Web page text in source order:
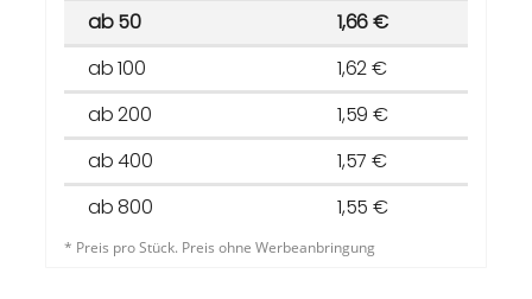
ab 50
1,66 €
ab 100
1,62 €
ab 200
1,59 €
ab 400
1,57 €
ab 800
1,55 €
* Preis pro Stück. Preis ohne Werbeanbringung